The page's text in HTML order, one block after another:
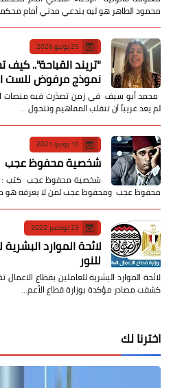
محمود الطاهر هو ليه بندعي مدني أمام
25 يوليو 2026
​"تريند القباحة"..
نموذج مرفوض للست
محمد أبو سيف ​في زمن تصدّرت فيه منصات
لم يعد غريباً أن تنقلب المفاهيم وتتحول …
10 يونيو 2021
شخصية محفوظ عجب
شخصية محفوظ عجب كتب :
محفوظ عجب ومحفوظ عجب لمن لا يعرفه هو من
23 نوفمبر 2022
لائحة الموارد
للنور
لائحة الموارد البشرية للعاملين بقطاع
كشفت مصادر مؤكدة بوزارة قطاع الأعم…
اخترنا لك